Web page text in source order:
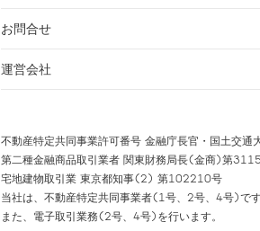
お問合せ
運営会社
不動産特定共同事業許可番号 金融庁長官・国土交通
第二種金融商品取引業者 関東財務局長(金商)第
宅地建物取引業 東京都知事(2) 第102210号
当社は、不動産特定共同事業者(1号、2号、4号)です
また、電子取引業務(2号、4号)を行います。